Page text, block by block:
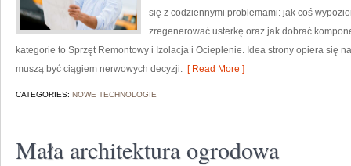
się z codziennymi problemami: jak coś
zregenerować usterkę oraz jak dobrać
kategorie to Sprzęt Remontowy i Izolacja i Ocieplenie. Idea strony opiera się
muszą być ciągiem nerwowych decyzji. [ Read More ]
CATEGORIES: NOWE TECHNOLOGIE
Mała architektura ogrodowa